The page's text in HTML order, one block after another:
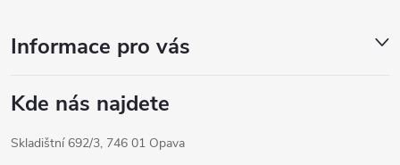
Informace pro vás
Kde nás najdete
Skladištní 692/3, 746 01 Opava